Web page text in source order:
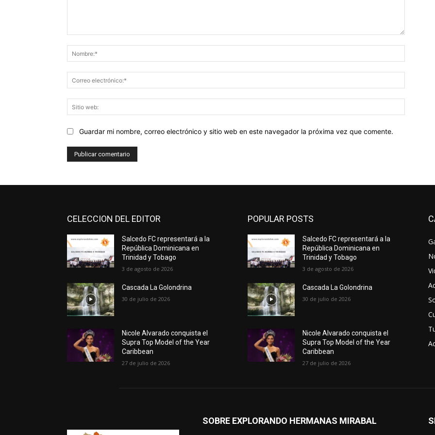
web:
Guardar mi nombre, correo electrónico y sitio web en este navegador la próxima vez que comente.
CELECCION DEL EDITOR
Salcedo FC representará a la
República Dominicana en
Trinidad y Tobago
3 de agosto de 2026
Cascada La Golondrina
30 de julio de 2026
Nicole Alvarado conquista el
Supra Top Model of the Year
Caribbean
27 de julio de 2026
POPULAR POSTS
Salcedo FC representará a la
República Dominicana en
Trinidad y Tobago
3 de agosto de 2026
Cascada La Golondrina
30 de julio de 2026
Nicole Alvarado conquista el
Supra Top Model of the Year
Caribbean
27 de julio de 2026
SOBRE EXPLORANDO HERMANAS MIRABAL